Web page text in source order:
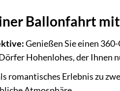
Ballonfahrt
Genießen Sie einen
Hohenlohes, der Ihnen
romantisches Erlebnis zu